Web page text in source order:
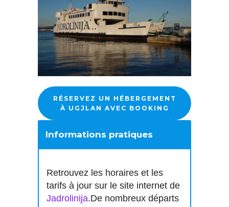
RÉSERVEZ UN HÉBERGEMENT
À UGJLAN AVEC BOOKING
Informations pratiques
Retrouvez les horaires et les
tarifs à jour sur le site internet de
Jadrolinija.De nombreux départs